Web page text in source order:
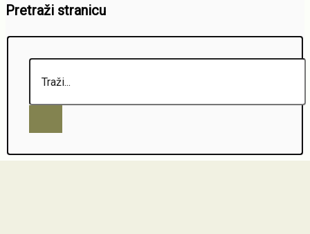
Pretraži stranicu